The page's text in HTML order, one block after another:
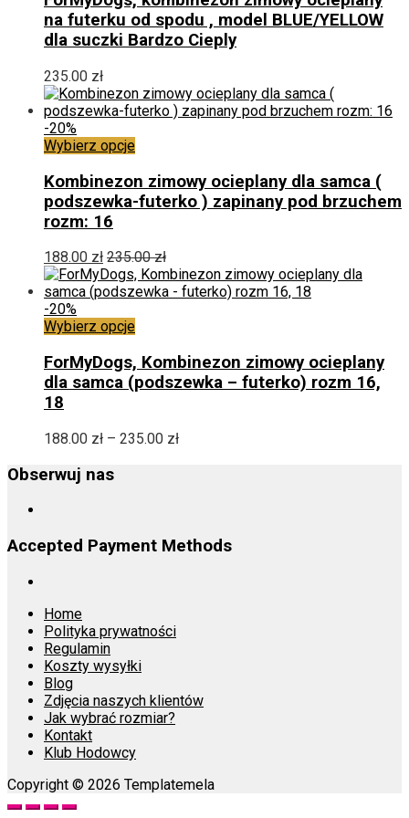
wiele
wariantów.
Opcje
wybrać
na
stronie
produktu
na futerku od spodu , model BLUE/YELLOW
dla suczki Bardzo Cieply
235.00 zł
-20%
Wybierz opcjeTen
ma
wiele
wariantów.
można
wybrać
na
stronie
produktu
Kombinezon zimowy ocieplany dla samca (
podszewka-futerko ) zapinany pod brzuchem
rozm: 16
188.00 zł 235.00zł
-20%
Wybierz opcjeTen
ma
wiele
wariantów.
można
wybrać
ForMyDogs, Kombinezon zimowy ocieplany
dla samca (podszewka – futerko) rozm 16,
18
188.00 zł – 235.00 złZakres
Obserwuj nas
Accepted Payment Methods
Home
Polityka prywatności
Regulamin
Koszty wysyłki
Blog
Zdjęcia naszych klientów
Jak wybrać rozmiar?
Kontakt
Klub Hodowcy
Copyright © 2026 Templatemela